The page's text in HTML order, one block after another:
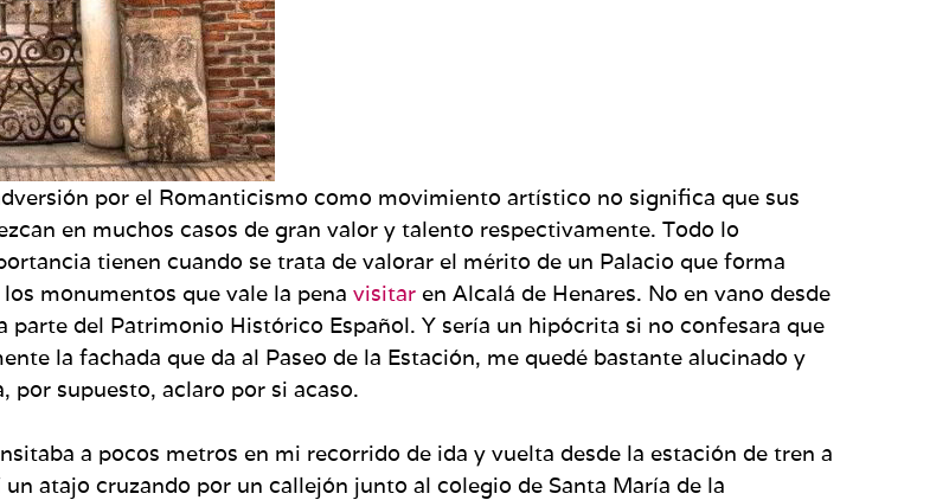
por el Romanticismo como movimiento artístico no significa que sus
en muchos casos de gran valor y talento respectivamente. Todo lo
tienen cuando se trata de valorar el mérito de un Palacio que forma
monumentos que vale la pena visitar en Alcalá de Henares. No en vano desde
del Patrimonio Histórico Español. Y sería un hipócrita si no confesara que
la fachada que da al Paseo de la Estación, me quedé bastante alucinado y
por supuesto, aclaro por si acaso.
a pocos metros en mi recorrido de ida y vuelta desde la estación de tren a
atajo cruzando por un callejón junto al colegio de Santa María de la